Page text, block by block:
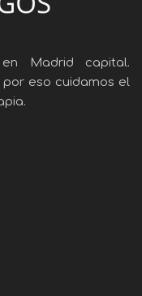
Madrid capital.
eso cuidamos el